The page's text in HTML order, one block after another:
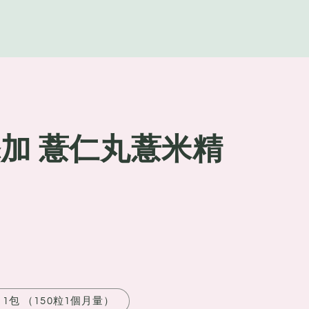
薏仁丸薏米精
1包 （150粒1個月量）